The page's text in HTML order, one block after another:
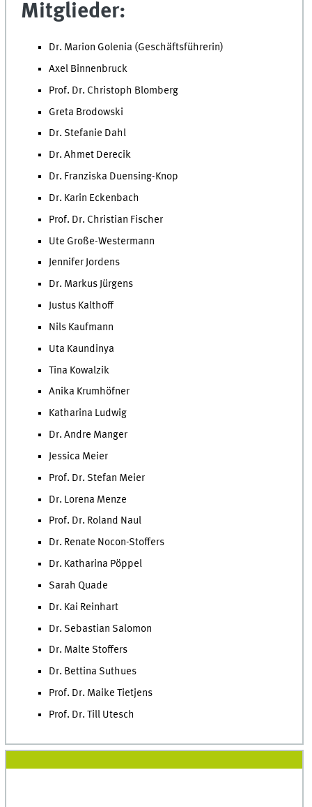
Mitglieder:
Dr. Marion Golenia (Geschäftsführerin)
Axel Binnenbruck
Prof. Dr. Christoph Blomberg
Greta Brodowski
Dr. Stefanie Dahl
Dr. Ahmet Derecik
Dr. Franziska Duensing-Knop
Dr. Karin Eckenbach
Prof. Dr. Christian Fischer
Ute Große-Westermann
Jennifer Jordens
Dr. Markus Jürgens
Justus Kalthoff
Nils Kaufmann
Uta Kaundinya
Tina Kowalzik
Anika Krumhöfner
Katharina Ludwig
Dr. Andre Manger
Jessica Meier
Prof. Dr. Stefan Meier
Dr. Lorena Menze
Prof. Dr. Roland Naul
Dr. Renate Nocon-Stoffers
Dr. Katharina Pöppel
Sarah Quade
Dr. Kai Reinhart
Dr. Sebastian Salomon
Dr. Malte Stoffers
Dr. Bettina Suthues
Prof. Dr. Maike Tietjens
Prof. Dr. Till Utesch